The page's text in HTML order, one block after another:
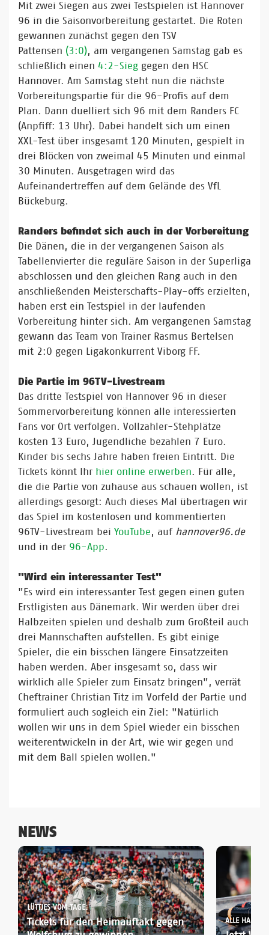
Mit zwei Siegen aus zwei Testspielen ist Hannover
96 in die Saisonvorbereitung gestartet. Die Roten
gewannen zunächst gegen den TSV
Pattensen (3:0), am vergangenen Samstag gab es
schließlich einen 4:2-Sieg gegen den HSC
Hannover. Am Samstag steht nun die nächste
Vorbereitungspartie für die 96-Profis auf dem
Plan. Dann duelliert sich 96 mit dem Randers FC
(Anpfiff: 13 Uhr). Dabei handelt sich um einen
XXL-Test über insgesamt 120 Minuten, gespielt in
drei Blöcken von zweimal 45 Minuten und einmal
30 Minuten. Ausgetragen wird das
Aufeinandertreffen auf dem Gelände des VfL
Bückeburg.
Randers befindet sich auch in der Vorbereitung
Die Dänen, die in der vergangenen Saison als
Tabellenvierter die reguläre Saison in der Superliga
abschlossen und den gleichen Rang auch in den
anschließenden Meisterschafts-Play-offs erzielten,
haben erst ein Testspiel in der laufenden
Vorbereitung hinter sich. Am vergangenen Samstag
gewann das Team von Trainer Rasmus Bertelsen
mit 2:0 gegen Ligakonkurrent Viborg FF.
Die Partie im 96TV-Livestream
Das dritte Testspiel von Hannover 96 in dieser
Sommervorbereitung können alle interessierten
Fans vor Ort verfolgen. Vollzahler-Stehplätze
kosten 13 Euro, Jugendliche bezahlen 7 Euro.
Kinder bis sechs Jahre haben freien Eintritt. Die
Tickets könnt Ihr hier online erwerben. Für alle,
die die Partie von zuhause aus schauen wollen, ist
allerdings gesorgt: Auch dieses Mal übertragen wir
das Spiel im kostenlosen und kommentierten
96TV-Livestream bei YouTube, auf hannover96.de
und in der 96-App.
"Wird ein interessanter Test"
"Es wird ein interessanter Test gegen einen guten
Erstligisten aus Dänemark. Wir werden über drei
Halbzeiten spielen und deshalb zum Großteil auch
drei Mannschaften aufstellen. Es gibt einige
Spieler, die ein bisschen längere Einsatzzeiten
haben werden. Aber insgesamt so, dass wir
wirklich alle Spieler zum Einsatz bringen", verrät
Cheftrainer Christian Titz im Vorfeld der Partie und
formuliert auch sogleich ein Ziel: "Natürlich
wollen wir uns in dem Spiel wieder ein bisschen
weiterentwickeln in der Art, wie wir gegen und
mit dem Ball spielen wollen."
NEWS
LÜTTJES VOM TAGE:
Tickets für den Heimauftakt gegen
ALLE